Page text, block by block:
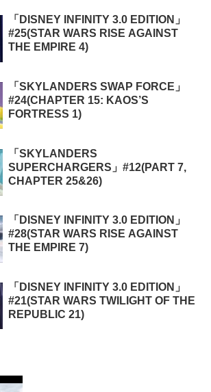
「DISNEY INFINITY 3.0 EDITION」
#25(STAR WARS RISE AGAINST
THE EMPIRE 4)
「SKYLANDERS SWAP FORCE」
#24(CHAPTER 15: KAOS’S
FORTRESS 1)
「SKYLANDERS
SUPERCHARGERS」#12(PART 7,
CHAPTER 25&26)
「DISNEY INFINITY 3.0 EDITION」
#28(STAR WARS RISE AGAINST
THE EMPIRE 7)
「DISNEY INFINITY 3.0 EDITION」
#21(STAR WARS TWILIGHT OF THE
REPUBLIC 21)